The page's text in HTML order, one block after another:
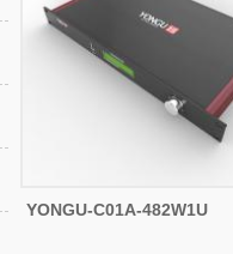
YONGU-C01A-482W1U